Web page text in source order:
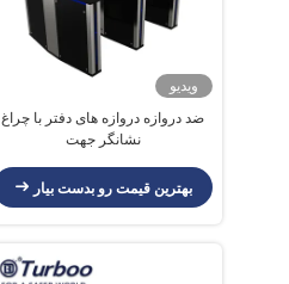
ویدیو
ضد دروازه دروازه های دفتر با چراغ
نشانگر جهت
بهترین قیمت رو بدست بیار